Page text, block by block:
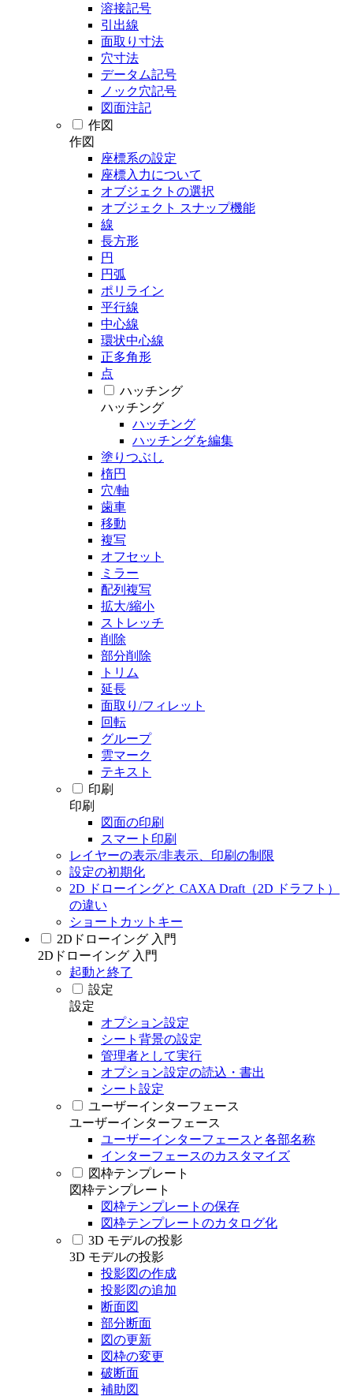
溶接記号
引出線
面取り寸法
穴寸法
データム記号
ノック穴記号
図面注記
作図
作図
座標系の設定
座標入力について
オブジェクトの選択
オブジェクト スナップ機能
線
長方形
円
円弧
ポリライン
平行線
中心線
環状中心線
正多角形
点
ハッチング
ハッチング
ハッチング
ハッチングを編集
塗りつぶし
楕円
穴/軸
歯車
移動
複写
オフセット
ミラー
配列複写
拡大/縮小
ストレッチ
削除
部分削除
トリム
延長
面取り/フィレット
回転
グループ
雲マーク
テキスト
印刷
印刷
図面の印刷
スマート印刷
レイヤーの表示/非表示、印刷の制限
設定の初期化
2D ドローイングと CAXA Draft（2D ドラフト）
の違い
ショートカットキー
2Dドローイング 入門
2Dドローイング 入門
起動と終了
設定
設定
オプション設定
シート背景の設定
管理者として実行
オプション設定の読込・書出
シート設定
ユーザーインターフェース
ユーザーインターフェース
ユーザーインターフェースと各部名称
インターフェースのカスタマイズ
図枠テンプレート
図枠テンプレート
図枠テンプレートの保存
図枠テンプレートのカタログ化
3D モデルの投影
3D モデルの投影
投影図の作成
投影図の追加
断面図
部分断面
図の更新
図枠の変更
破断面
補助図